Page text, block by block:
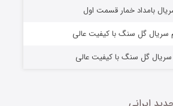
بامداد خمار قسمت اول
سریال گل سنگ با کیفیت عالی
گل سنگ با کیفیت عالی